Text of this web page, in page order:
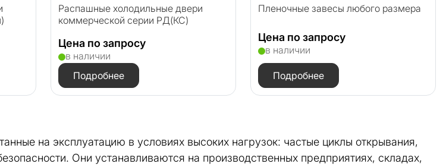
Распашные холодильные двери
коммерческой серии РД(КС)
Цена по запросу
в наличии
Подробнее
Пленочные завесы любого размера
Цена по запросу
в наличии
Подробнее
на эксплуатацию в условиях высоких нагрузок: частые циклы открывания,
Они устанавливаются на производственных предприятиях, складах,